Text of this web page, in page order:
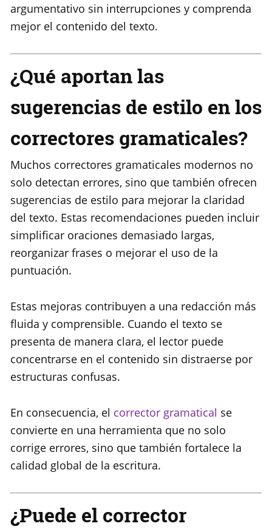
argumentativo sin interrupciones y comprenda
mejor el contenido del texto.
¿Qué aportan las
sugerencias de estilo en los
correctores gramaticales?
Muchos correctores gramaticales modernos no
solo detectan errores, sino que también ofrecen
sugerencias de estilo para mejorar la claridad
del texto. Estas recomendaciones pueden incluir
simplificar oraciones demasiado largas,
reorganizar frases o mejorar el uso de la
puntuación.
Estas mejoras contribuyen a una redacción más
fluida y comprensible. Cuando el texto se
presenta de manera clara, el lector puede
concentrarse en el contenido sin distraerse por
estructuras confusas.
En consecuencia, el corrector gramatical se
convierte en una herramienta que no solo
corrige errores, sino que también fortalece la
calidad global de la escritura.
¿Puede el corrector